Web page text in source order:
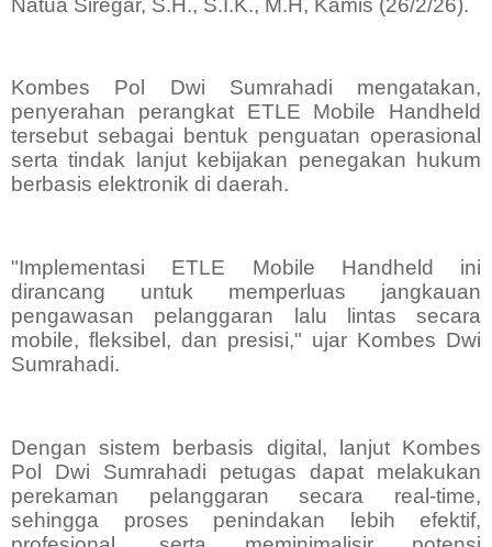
Kombes Pol Dwi Sumrahadi mengatakan,
penyerahan perangkat ETLE Mobile Handheld
tersebut sebagai bentuk penguatan operasional
serta tindak lanjut kebijakan penegakan hukum
berbasis elektronik di daerah.
"Implementasi ETLE Mobile Handheld ini
dirancang untuk memperluas jangkauan
pengawasan pelanggaran lalu lintas secara
mobile, fleksibel, dan presisi," ujar Kombes Dwi
Sumrahadi.
Dengan sistem berbasis digital, lanjut Kombes
Pol Dwi Sumrahadi petugas dapat melakukan
perekaman pelanggaran secara real-time,
sehingga proses penindakan lebih efektif,